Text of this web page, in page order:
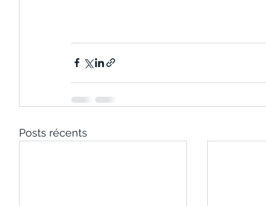
Posts récents